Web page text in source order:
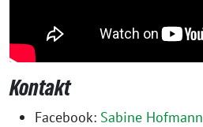
Kontakt
Facebook: Sabine Hofmann